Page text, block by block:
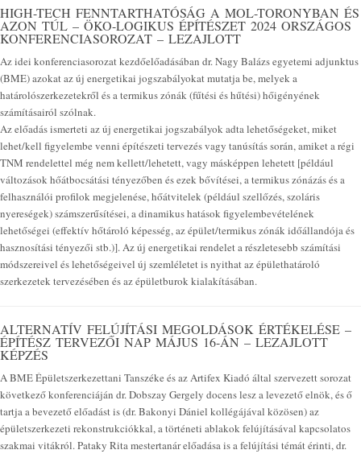
HIGH-TECH FENNTARTHATÓSÁG A MOL-TORONYBAN ÉS
AZON TÚL – ÖKO-LOGIKUS ÉPÍTÉSZET 2024 ORSZÁGOS
KONFERENCIASOROZAT – LEZAJLOTT
Az idei konferenciasorozat kezdőelőadásában dr. Nagy Balázs egyetemi adjunktus
(BME) azokat az új energetikai jogszabályokat mutatja be, melyek a
határolószerkezetekről és a termikus zónák (fűtési és hűtési) hőigényének
számításairól szólnak.
Az előadás ismerteti az új energetikai jogszabályok adta lehetőségeket, miket
lehet/kell figyelembe venni építészeti tervezés vagy tanúsítás során, amiket a régi
TNM rendelettel még nem kellett/lehetett, vagy másképpen lehetett [például
változások hőátbocsátási tényezőben és ezek bővítései, a termikus zónázás és a
felhasználói profilok megjelenése, hőátvitelek (például szellőzés, szoláris
nyereségek) számszerűsítései, a dinamikus hatások figyelembevételének
lehetőségei (effektív hőtároló képesség, az épület/termikus zónák időállandója és
hasznosítási tényezői stb.)]. Az új energetikai rendelet a részletesebb számítási
módszereivel és lehetőségeivel új szemléletet is nyithat az épülethatároló
szerkezetek tervezésében és az épületburok kialakításában.
ALTERNATÍV FELÚJÍTÁSI MEGOLDÁSOK ÉRTÉKELÉSE –
ÉPÍTÉSZ TERVEZŐI NAP MÁJUS 16-ÁN – LEZAJLOTT
KÉPZÉS
A BME Épületszerkezettani Tanszéke és az Artifex Kiadó által szervezett sorozat
következő konferenciáján dr. Dobszay Gergely docens lesz a levezető elnök, és ő
tartja a bevezető előadást is (dr. Bakonyi Dániel kollégájával közösen) az
épületszerkezeti rekonstrukciókkal, a történeti ablakok felújításával kapcsolatos
szakmai vitákról. Pataky Rita mestertanár előadása is a felújítási témát érinti, dr.